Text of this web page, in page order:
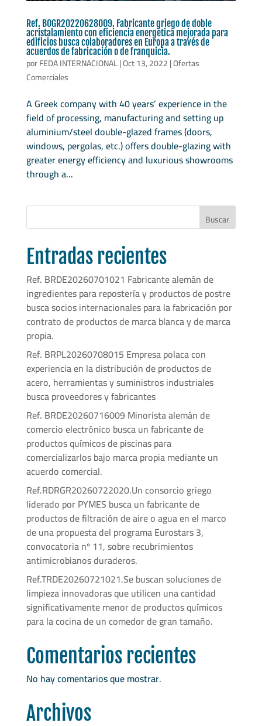
Ref. BOGR20220628009. Fabricante griego de doble
acristalamiento con eficiencia energética mejorada para
edificios busca colaboradores en Europa a través de
acuerdos de fabricación o de franquicia.
porFEDA INTERNACIONAL|Oct 13, 2022|Ofertas
Comerciales
A Greek company with 40 years’ experience in the
field of processing, manufacturing and setting up
aluminium/steel double-glazed frames (doors,
windows, pergolas, etc.) offers double-glazing with
greater energy efficiency and luxurious showrooms
through a...
Buscar
Entradas recientes
Ref. BRDE20260701021 Fabricante alemán de
ingredientes para repostería y productos de postre
busca socios internacionales para la fabricación por
contrato de productos de marca blanca y de marca
propia.
Ref. BRPL20260708015 Empresa polaca con
experiencia en la distribución de productos de
acero, herramientas y suministros industriales
busca proveedores y fabricantes
Ref. BRDE20260716009 Minorista alemán de
comercio electrónico busca un fabricante de
productos químicos de piscinas para
comercializarlos bajo marca propia mediante un
acuerdo comercial.
Ref.RDRGR20260722020.Un consorcio griego
liderado por PYMES busca un fabricante de
productos de filtración de aire o agua en el marco
de una propuesta del programa Eurostars 3,
convocatoria nº 11, sobre recubrimientos
antimicrobianos duraderos.
Ref.TRDE20260721021.Se buscan soluciones de
limpieza innovadoras que utilicen una cantidad
significativamente menor de productos químicos
para la cocina de un comedor de gran tamaño.
Comentarios recientes
No hay comentarios que mostrar.
Archivos